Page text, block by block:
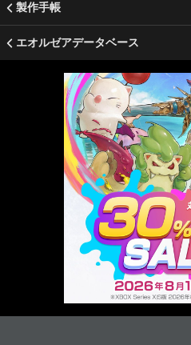
製作手帳
エオルゼアデータベース